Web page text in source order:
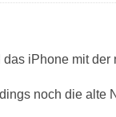
das iPhone mit
noch die alte